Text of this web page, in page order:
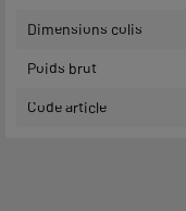
Dimensions colis
Poids brut
Code article